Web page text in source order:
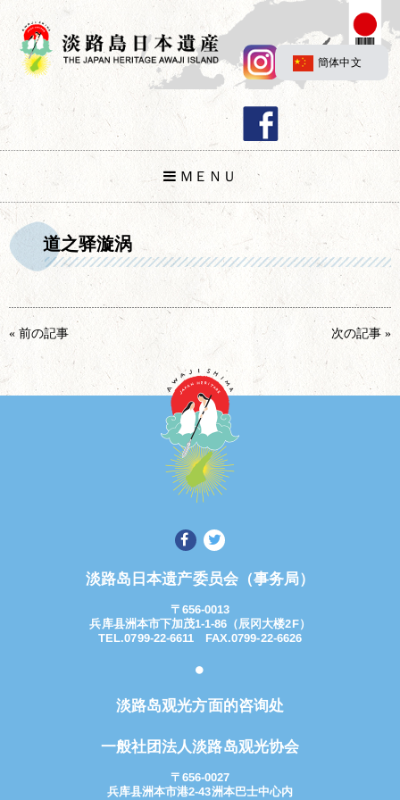
簡体中文
ＭＥＮＵ
道之驿漩涡
« 前の記事 次の記事 »
淡路岛日本遗产委员会（事务局）
〒656-0013
兵库县洲本市下加茂1-1-86（辰冈大楼2F）
TEL.0799-22-6611 FAX.0799-22-6626
淡路岛观光方面的咨询处
一般社团法人淡路岛观光协会
〒656-0027
兵库县洲本市港2-43洲本巴士中心内